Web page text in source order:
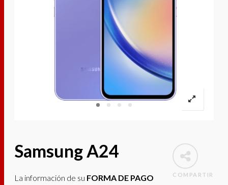
COMPARTIR
Samsung A24
La información de su FORMA DE PAGO